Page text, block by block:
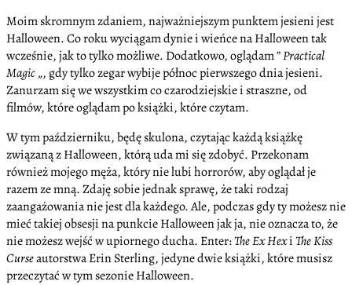
Moim skromnym zdaniem, najważniejszym punktem jesieni jest
Halloween. Co roku wyciągam dynie i wieńce na Halloween tak
wcześnie, jak to tylko możliwe. Dodatkowo, oglądam ”Practical
Magic„, gdy tylko zegar wybije północ pierwszego dnia jesieni.
Zanurzam się we wszystkim co czarodziejskie i straszne, od
filmów, które oglądam po książki, które czytam.
W tym październiku, będę skulona, czytając każdą książkę
związaną z Halloween, którą uda mi się zdobyć. Przekonam
również mojego męża, który nie lubi horrorów, aby oglądał je
razem ze mną. Zdaję sobie jednak sprawę, że taki rodzaj
zaangażowania nie jest dla każdego. Ale, podczas gdy ty możesz nie
mieć takiej obsesji na punkcie Halloween jak ja, nie oznacza to, że
nie możesz wejść w upiornego ducha. Enter:The Ex HexiThe Kiss
Curseautorstwa Erin Sterling, jedyne dwie książki, które musisz
przeczytać w tym sezonie Halloween.